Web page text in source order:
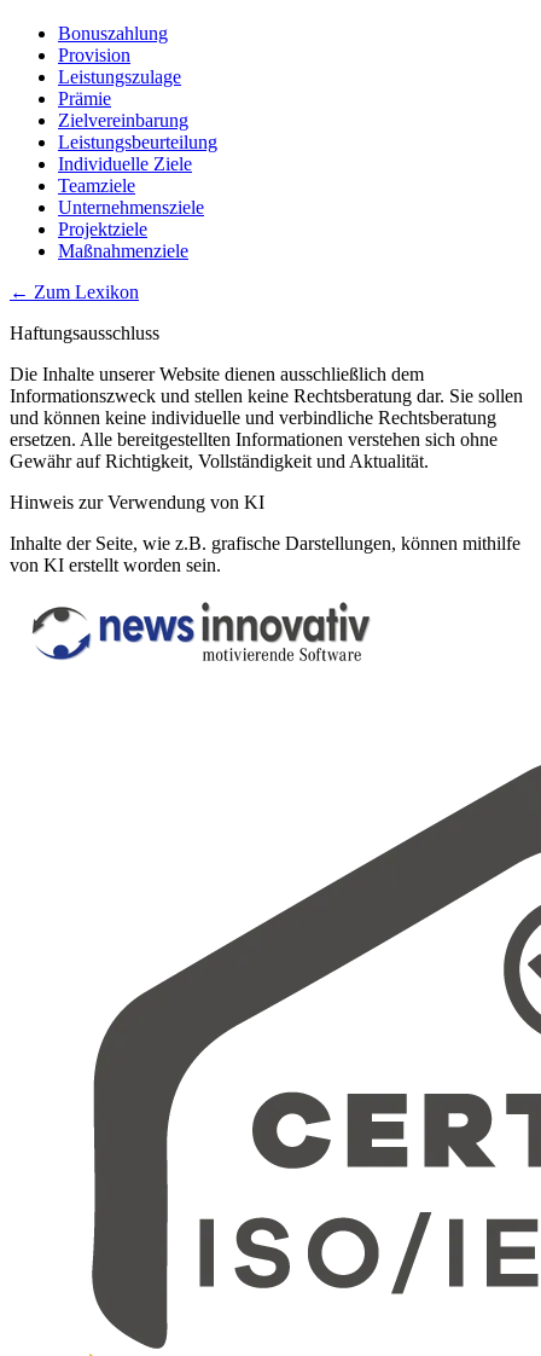
Bonuszahlung
Provision
Leistungszulage
Prämie
Zielvereinbarung
Leistungsbeurteilung
Individuelle Ziele
Teamziele
Unternehmensziele
Projektziele
Maßnahmenziele
← Zum Lexikon
Haftungsausschluss
Die Inhalte unserer Website dienen ausschließlich dem
Informationszweck und stellen keine Rechtsberatung dar. Sie sollen
und können keine individuelle und verbindliche Rechtsberatung
ersetzen. Alle bereitgestellten Informationen verstehen sich ohne
Gewähr auf Richtigkeit, Vollständigkeit und Aktualität.
Hinweis zur Verwendung von KI
Inhalte der Seite, wie z.B. grafische Darstellungen, können mithilfe
von KI erstellt worden sein.